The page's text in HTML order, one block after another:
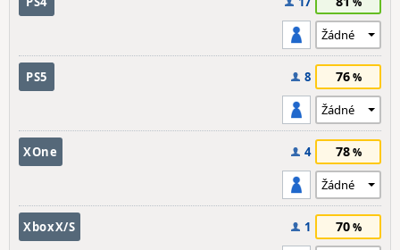
PS5 8 76
XOne 4 78
XboxX/S 1 70